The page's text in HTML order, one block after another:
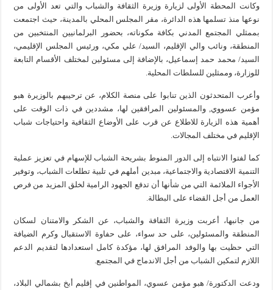
وكانت المحطة الأولى لزيارة وزيرة الثقافة والشباب والتي تعد الأولى من
نوعها منذ تسلمها هذه الدائرة، مقر المجلس المحلي بالمدينة، حيث اجتمعت
بممثلي المجتمع المدني بكافة مكوناته، بحضور البرلمانيين المنتخبين من
المنطقة، ونائب والي الإقليم، السيد/ علي مكي، ورئيس المجلس الإقليمي،
السيد/ محمد حمد إسماعيل، بالإضافة إلى مسئولين لمختلف الأقسام التابعة
للوزارة، وممثلين للسلطات المحلية.
وأعرب المتحدثون الذين تنابوا على منصة الكلام، عن ترحيبهم بالوزيرة هبو
مؤمن عسووي, والمسئولين المرافقين لها، مشددين في ذات الوقت على
أهمية هذه الزيارة للاطلاع عن قرب على الأوضاع الثقافية واحتياجات شباب
الإقليم في مختلف المجالات.
كما لفتوا الانتباه إلى الدور المنوط بشريحة الشباب للإسهام في تعزيز عملية
التنمية الاقتصادية والاجتماعية، مبدين أملهم في تلبية تطلعات الشباب، وتوفير
الأجواء الملائمة التي من شأنها أن تدفع الجهود الرامية لخلق المزيد من فرص
العمل من أجل القضاء على البطالة.
من جانبها، أعربت وزيرة الثقافة والشباب، عن الشكر والامتنان لسكان
المنطقة والمسئولين، على حد سواء، على حفاوة الاستقبال وكرم الضيافة
التي حظيت بها والوفد المرافق لها، مؤكدة كامل استعدادها لتقديم الدعم
اللازم لتمكين الشباب من أجل الاندماج في المجتمع.
ودعت الدكتورة/ هبو مؤمن عسوي، المواطنين في إقليم أبخ بشمالي البلاد،